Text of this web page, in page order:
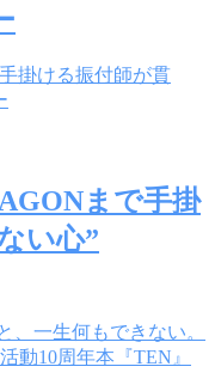
まで手掛
い心”